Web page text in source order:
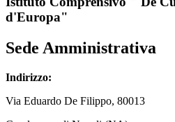
d'Europa"
Sede Amministrativa
Indirizzo:
Via Eduardo De Filippo, 80013